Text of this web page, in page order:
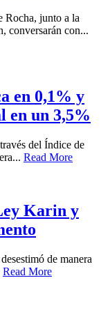
Rocha, junto a la
conversarán con...
en 0,1% y
en un 3,5%
del Índice de
Read More
Karin y
de manera
Read More